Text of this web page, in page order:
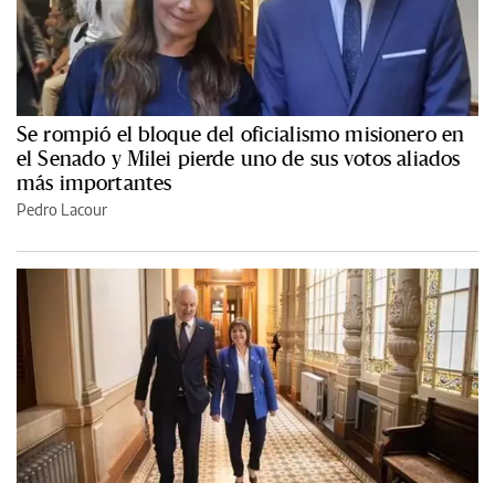
Se rompió el bloque del oficialismo misionero en
el Senado y Milei pierde uno de sus votos aliados
más importantes
Pedro Lacour